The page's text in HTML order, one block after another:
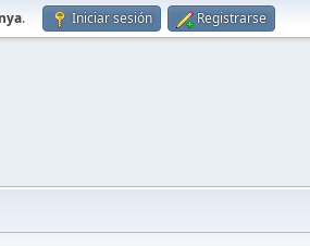
. Iniciar sesión Registrarse